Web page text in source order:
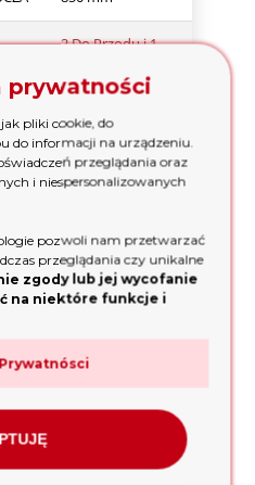
2 Do Przodu i 1
Góra - Dół, Lewo -
Prawo
W rączce
78kg
prywatności
pliki cookie, do
do informacji na urządzeniu.
przeglądania oraz
i niespersonalizowanych
pozwoli nam przetwarzać
przeglądania czy unikalne
zgody lub jej wycofanie
na niektóre funkcje i